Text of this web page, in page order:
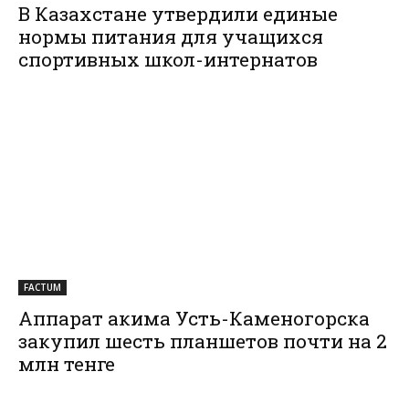
В Казахстане утвердили единые
нормы питания для учащихся
спортивных школ-интернатов
FACTUM
Аппарат акима Усть-Каменогорска
закупил шесть планшетов почти на 2
млн тенге